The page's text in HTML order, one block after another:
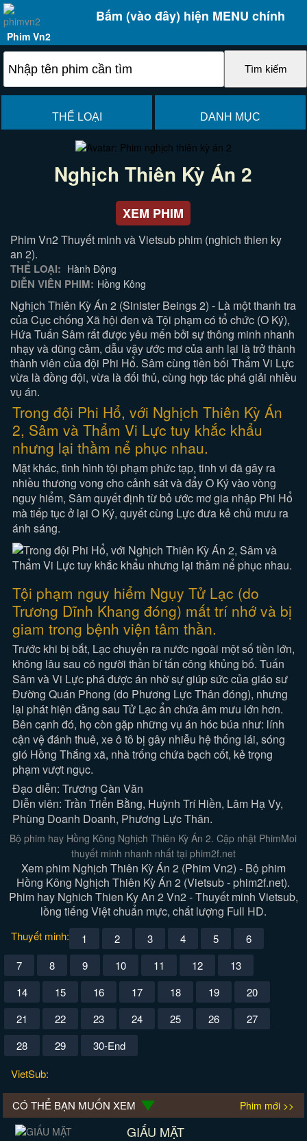
Bấm (vào đây) hiện MENU chính
Phim Vn2
THỂ LOẠI DANH MỤC
Nghịch Thiên Kỳ Án 2
XEM PHIM
Phim Vn2 Thuyết minh và Vietsub phim (nghich thien ky
an 2).
THỂ LOẠI: Hành Động
DIỄN VIÊN PHIM: Hồng Kông
Nghịch Thiên Kỳ Án 2 (Sinister Beings 2) - Là một thanh tra
của Cục chống Xã hội đen và Tội phạm có tổ chức (O Ký),
Hứa Tuấn Sâm rất được yêu mến bởi sự thông minh nhanh
nhạy và dũng cảm, dẫu vậy ước mơ của anh lại là trở thành
thành viên của đội Phi Hổ. Sâm cùng tiền bối Thẩm Vi Lực
vừa là đồng đội, vừa là đối thủ, cùng hợp tác phá giải nhiều
vụ án.
Trong đội Phi Hổ, với Nghịch Thiên Kỳ Án
2, Sâm và Thẩm Vi Lực tuy khắc khẩu
nhưng lại thầm nể phục nhau.
Mặt khác, tình hình tội phạm phức tạp, tinh vi đã gây ra
nhiều thương vong cho cảnh sát và đẩy O Ký vào vòng
nguy hiểm, Sâm quyết định từ bỏ ước mơ gia nhập Phi Hổ
mà tiếp tục ở lại O Ký, quyết cùng Lực đưa kẻ chủ mưu ra
ánh sáng.
Tội phạm nguy hiểm Ngụy Tử Lạc (do
Trương Dĩnh Khang đóng) mất trí nhớ và bị
giam trong bệnh viện tâm thần.
Trước khi bị bắt, Lạc chuyển ra nước ngoài một số tiền lớn,
không lâu sau có người thần bí tấn công khủng bố. Tuấn
Sâm và Vi Lực phá được án nhờ sự giúp sức của giáo sư
Đường Quán Phong (do Phương Lực Thân đóng), nhưng
lại phát hiện đằng sau Tử Lạc ẩn chứa âm mưu lớn hơn.
Bên cạnh đó, họ còn gặp những vụ án hóc búa như: lính
cận vệ đánh thuê, xe ô tô bị gây nhiễu hệ thống lái, sóng
gió Hồng Thắng xã, nhà trống chứa bạch cốt, kẻ trọng
phạm vượt ngục.
Đạo diễn: Trương Càn Văn
Diễn viên: Trần Triển Bằng, Huỳnh Trí Hiền, Lâm Hạ Vy,
Phùng Doanh Doanh, Phương Lực Thân.
Bộ phim hay Hồng Kông Nghịch Thiên Kỳ Án 2. Cập nhật PhimMoi
thuyết minh nhanh nhất tại phim2f.net
Xem phim Nghịch Thiên Kỳ Án 2 (Phim Vn2) - Bộ phim
Hồng Kông Nghịch Thiên Kỳ Án 2 (Vietsub - phim2f.net).
Phim hay Nghich Thien Ky An 2 Vn2 - Thuyết minh Vietsub,
lồng tiếng Việt chuẩn mực, chất lượng Full HD.
Thuyết minh: 1 2 3 4 5
6
7
8 9 10 11 12
13
14
15 16 17 18 19
20
21
22 23 24 25 26
27
28
29
30-End
VietSub:
CÓ THỂ BẠN MUỐN XEM Phim mới >>
GIẤU MẶT